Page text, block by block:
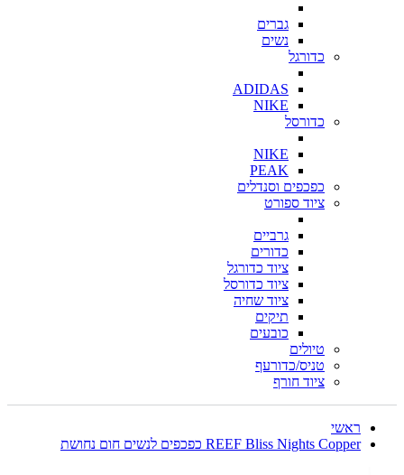
גברים
נשים
כדורגל
ADIDAS
NIKE
כדורסל
NIKE
PEAK
כפכפים וסנדלים
ציוד ספורט
גרביים
כדורים
ציוד כדורגל
ציוד כדורסל
ציוד שחיה
תיקים
כובעים
טיולים
טניס/כדורעף
ציוד חורף
ראשי
REEF Bliss Nights Copper כפכפים לנשים חום נחושת